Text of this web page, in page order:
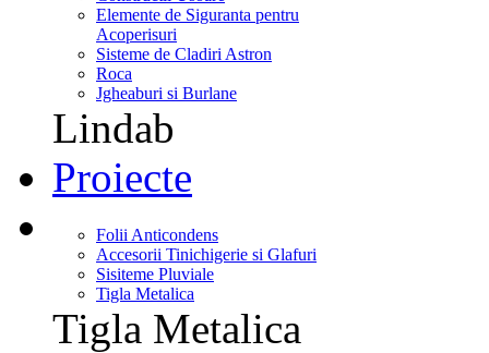
Elemente de Siguranta pentru
Acoperisuri
Sisteme de Cladiri Astron
Roca
Jgheaburi si Burlane
Lindab
Proiecte
Folii Anticondens
Accesorii Tinichigerie si Glafuri
Sisiteme Pluviale
Tigla Metalica
Tigla Metalica